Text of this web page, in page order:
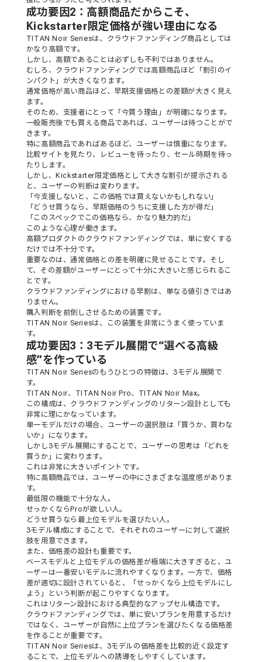
成功要因2：高額商品だからこそ、
Kickstarter限定価格が強い理由になる
TITAN Noir Seriesは、クラウドファンディング商品としては
かなり高額です。
しかし、高額であることは必ずしも不利ではありません。
むしろ、クラウドファンディングでは高額商品ほど「割引のイ
ンパクト」が大きくなります。
通常価格が高い商品ほど、早期支援価格との差額が大きく見え
ます。
そのため、支援者にとって「今買う理由」が明確になります。
一般販売後でも買える商品であれば、ユーザーは待つことがで
きます。
特に高額商品であればあるほど、ユーザーは慎重になります。
比較サイトを見たり、レビューを待ったり、セール時期を待っ
たりします。
しかし、Kickstarter限定価格として大きな割引が提示される
と、ユーザーの判断は変わります。
「今支援しないと、この価格では買えないかもしれない」
「どうせ買うなら、早期価格のうちに支援した方が得だ」
「このスペックでこの価格なら、かなり魅力的だ」
このような心理が働きます。
高額プロダクトのクラウドファンディングでは、単に安くする
だけでは不十分です。
重要なのは、通常価格との差を明確に見せることです。そし
て、その差額がユーザーにとって十分に大きいと感じられるこ
とです。
クラウドファンディングにおける早割は、単なる値引きではあ
りません。
購入判断を前倒しさせるための装置です。
TITAN Noir Seriesは、この装置を非常にうまく使っていま
す。
成功要因3：3モデル展開で“選べる高級
感”を作っている
TITAN Noir Seriesのもうひとつの特徴は、3モデル展開で
す。
TITAN Noir、TITAN Noir Pro、TITAN Noir Max。
この構成は、クラウドファンディングのリターン設計としても
非常に理にかなっています。
単一モデルだけの場合、ユーザーの選択肢は「買うか、買わな
いか」になります。
しかし3モデル展開にすることで、ユーザーの思考は「どれを
買うか」に変わります。
これは非常に大きいポイントです。
特に高額商品では、ユーザーの中にさまざまな温度感がありま
す。
最低限の機能で十分な人。
せっかくならProが欲しい人。
どうせ買うなら最上位モデルを選びたい人。
3モデル構成にすることで、それぞれのユーザーに対して選択
肢を用意できます。
また、価格差の設計も重要です。
ベースモデルと上位モデルの価格差が極端に大きすぎると、ユ
ーザーは一番安いモデルに流れやすくなります。一方で、価格
差が適切に設計されていると、「せっかくなら上位モデルにし
よう」という判断が起こりやすくなります。
これはリターン設計における典型的なアップセル構造です。
クラウドファンディングでは、単に安いプランを用意するだけ
ではなく、ユーザーが自然に上位プランを選びたくなる価格差
を作ることが重要です。
TITAN Noir Seriesは、3モデルの価格差を比較的近く設定す
ることで、上位モデルへの誘導をしやすくしています。